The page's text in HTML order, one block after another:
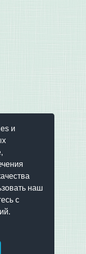
и
наш
с